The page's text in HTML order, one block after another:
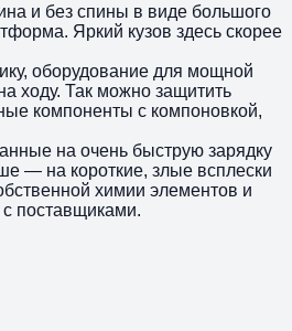
и без спины в виде большого
Яркий кузов здесь скорее
оборудование для мощной
ходу. Так можно защитить
компоненты с компоновкой,
на очень быструю зарядку
— на короткие, злые всплески
химии элементов и
с поставщиками.